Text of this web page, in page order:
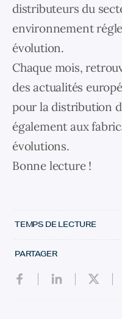
distributeurs du
environnement
évolution.
Chaque mois,
des actualités
pour la distribution
également aux
évolutions.
Bonne lecture !
TEMPS DE LECTURE
PARTAGER